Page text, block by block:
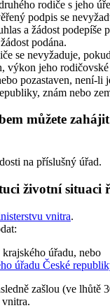
rodiče s jeho
podpis se
a žádost podepíše
podána.
se nevyžaduje,
výkon jeho
pozastaven, není-li
znám nebo
můžete
na příslušný úřad.
životní situaci
vnitra.
úřadu, nebo
úřadu České
zašlou (ve lhůtě